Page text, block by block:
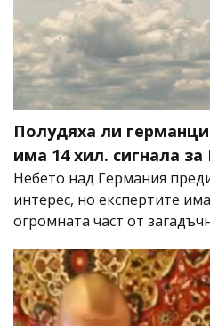
Полудяха ли
има 14 хил. сигнала
Небето над Германия
интерес, но експертите
огромната част от